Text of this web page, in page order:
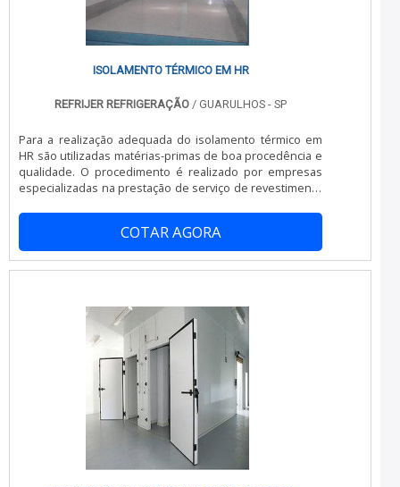
ISOLAMENTO TÉRMICO EM HR
REFRIJER REFRIGERAÇÃO / GUARULHOS - SP
Para a realização adequada do isolamento térmico em
HR são utilizadas matérias-primas de boa procedência e
qualidade. O procedimento é realizado por empresas
especializadas na prestação de serviço de revestimento
poliuretano (uma espuma rígida que, ao entrar em
contato com a superfície junto ao gás poliisocianato,
forma uma parede revestida capaz de aguentar
pressões e baixas temperaturas). Para dar maior
COTAR AGORA